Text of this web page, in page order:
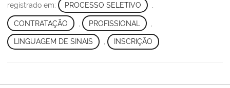
registrado em: PROCESSO SELETIVO
CONTRATAÇÃO PROFISSIONAL
LINGUAGEM DE SINAIS , INSCRIÇÃO